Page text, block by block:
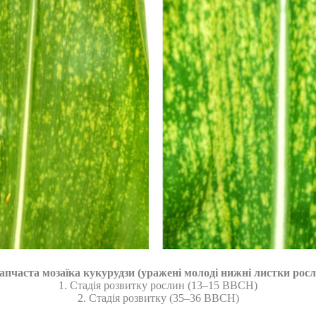
мозаїка кукурудзи (уражені молоді нижні листки
1. Стадія розвитку рослин (13–15 ВВСН)
2. Стадія розвитку (35–36 ВВСН)